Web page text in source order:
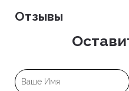
Отзывы